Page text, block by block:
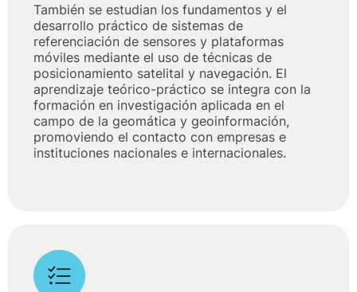
También se estudian los fundamentos y el
desarrollo práctico de sistemas de
referenciación de sensores y plataformas
móviles mediante el uso de técnicas de
posicionamiento satelital y navegación. El
aprendizaje teórico-práctico se integra con la
formación en investigación aplicada en el
campo de la geomática y geoinformación,
promoviendo el contacto con empresas e
instituciones nacionales e internacionales.